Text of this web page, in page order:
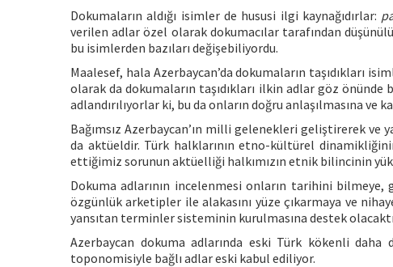
Dokumaların aldığı isimler de hususi ilgi kaynağıdırlar:
verilen adlar özel olarak dokumacılar tarafından
bu isimlerden bazıları değişebiliyordu.
Maalesef, hala Azerbaycan’da dokumaların taşıdıkları
olarak da dokumaların taşıdıkları ilkin adlar göz
adlandırılıyorlar ki, bu da onların doğru anlaşılmasına ve
Bağımsız Azerbaycan’ın milli gelenekleri geliştirerek ve
da aktüeldir. Türk halklarının etno-kültürel
ettiğimiz sorunun aktüelliği halkımızın etnik bilincinin
Dokuma adlarının incelenmesi onların tarihini
özgünlük arketipler ile alakasını yüze çıkarmaya ve
yansıtan terminler sisteminin kurulmasına destek
Azerbaycan dokuma adlarında eski Türk kökenli
toponomisiyle bağlı adlar eski kabul ediliyor.